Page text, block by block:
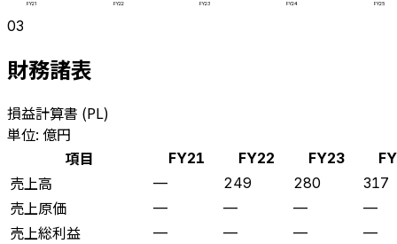
FY21 FY22 FY23 FY24 FY25
03
財務諸表
損益計算書 (PL)
単位: 億円
項目
FY21 FY22 FY23
売上高 — 249 280 317
売上原価 — — — —
売上総利益 — — — —